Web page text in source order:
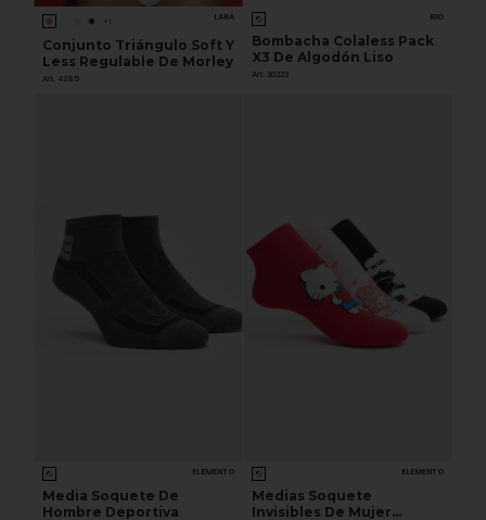
+1 LARA
Conjunto Triángulo Soft Y
Less Regulable De Morley
Art. 4285
RIO
Bombacha Colaless Pack
X3 De Algodón Liso
Art. 30223
ELEMENTO
Media Soquete De
Hombre Deportiva
ELEMENTO
Medias Soquete
Invisibles De Mujer